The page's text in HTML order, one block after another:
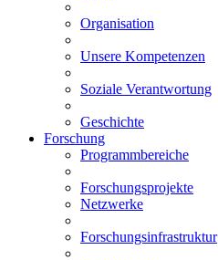
Organisation
Unsere Kompetenzen
Soziale Verantwortung
Geschichte
Forschung
Programmbereiche
Forschungsprojekte
Netzwerke
Forschungsinfrastruktur